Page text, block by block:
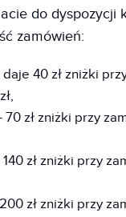
do dyspozycji
zamówień:
daje 40 zł zniżki
70 zł zniżki przy
140 zł zniżki przy
zł zniżki przy